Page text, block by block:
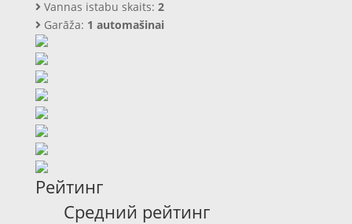
Vannas istabu skaits: 2
Garāža: 1 automašinai
Рейтинг
Средний рейтинг